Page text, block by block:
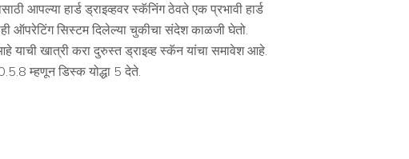
आपल्या हार्ड ड्राइव्हवर स्कॅनिंग ठेवते एक प्रभावी हार्ड
ऑपरेटिंग सिस्टम दिलेल्या चुकीचा संदेश काळजी घेतो.
याची खात्री करा दुरुस्त ड्राइव्ह स्कॅन यांचा समावेश आहे.
म्हणून डिस्क योद्धा 5 देते.